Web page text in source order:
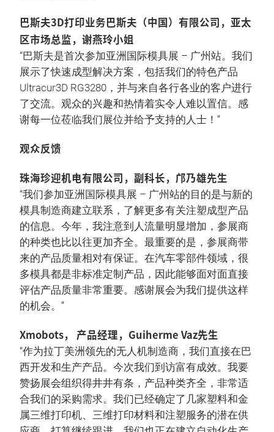
巴斯夫3D打印业务巴斯夫（中国）有限公司，亚太
区市场总监，谢燕玲小姐
“巴斯夫是首次参加亚洲国际模具展 – 广州站。我们
展示了快速成型解决方案，包括我们的特色产品
Ultracur3D RG3280，并与来自各行各业的客户进行
了交流。观众的兴趣和热情着实令人难以置信。感
谢每一位莅临我们展位并给予支持的人士！”
观众反馈
珠海珍迎机电有限公司，副科长，邝乃雄先生
“我们参加亚洲国际模具展 – 广州站的目的是与新的
模具制造商建立联系，了解更多有关注塑成型产品
的信息。今年，我注意到人流量明显增加，参展商
的种类也比以往更加齐全。最重要的是，参展商带
来的产品质量相对有保证。在汽车零部件领域，很
多模具都是非标准定制产品，因此能够面对面直接
评估产品质量非常重要。感谢展会为我们提供这样
的机会。”
Xmobots， 产品经理，Guiherme Vaz先生
“作为拉丁美洲领先的无人机制造商，我们直接在巴
西开发和生产产品。今次我们到访富有成效。我要
赞扬展会组织得井井有条，产品种类齐全，非常适
合我们的采购需求。我们已经确定了几家塑料和金
属三维打印机、三维打印材料和注塑服务的潜在供